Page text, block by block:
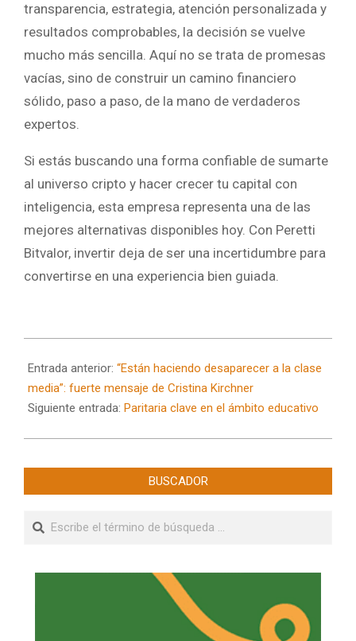
transparencia, estrategia, atención personalizada y
resultados comprobables, la decisión se vuelve
mucho más sencilla. Aquí no se trata de promesas
vacías, sino de construir un camino financiero
sólido, paso a paso, de la mano de verdaderos
expertos.
Si estás buscando una forma confiable de sumarte
al universo cripto y hacer crecer tu capital con
inteligencia, esta empresa representa una de las
mejores alternativas disponibles hoy. Con Peretti
Bitvalor, invertir deja de ser una incertidumbre para
convertirse en una experiencia bien guiada.
07-
10
Entrada anterior: “Están haciendo desaparecer a la clase
media”: fuerte mensaje de Cristina Kirchner
Siguiente entrada: Paritaria clave en el ámbito educativo
BUSCADOR
Buscar